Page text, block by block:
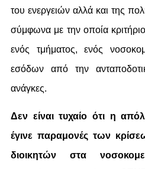
του ενεργειών αλλά και της
σύμφωνα με την οποία
ενός τμήματος, ενός
εσόδων από την
ανάγκες.
Δεν είναι τυχαίο ότι η
έγινε παραμονές των
διοικητών στα